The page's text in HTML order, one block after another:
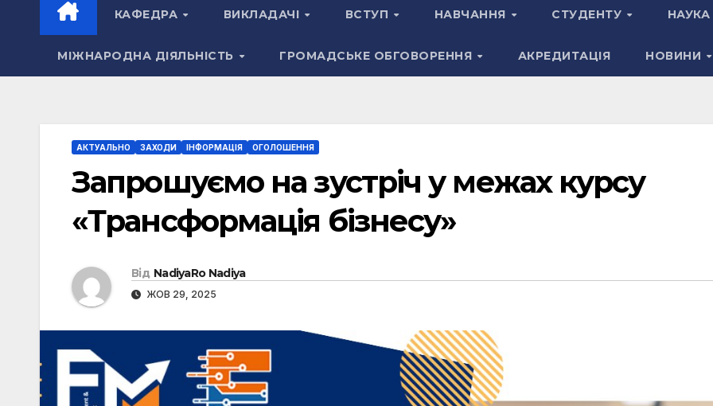
КАФЕДРА ВИКЛАДАЧІ ВСТУП НАВЧАННЯ СТУДЕНТУ НАУКА
МІЖНАРОДНА ДІЯЛЬНІСТЬ ГРОМАДСЬКЕ ОБГОВОРЕННЯ АКРЕДИТАЦІЯ НОВИНИ
АКТУАЛЬНО ЗАХОДИ ІНФОРМАЦІЯ ОГОЛОШЕННЯ
Запрошуємо на зустріч у межах курсу
«Трансформація бізнесу»
Від NadiyaRo Nadiya
ЖОВ 29, 2025